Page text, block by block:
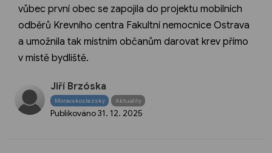
vůbec první obec se zapojila do projektu mobilních
odběrů Krevního centra Fakultní nemocnice Ostrava
a umožnila tak místním občanům darovat krev přímo
v místě bydliště.
Jiří Brzóska
Moravskoslezský Aktuality
Publikováno31. 12. 2025